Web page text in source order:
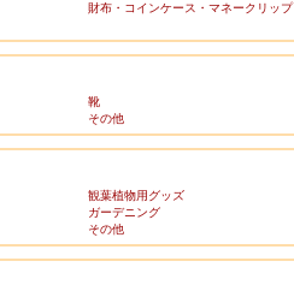
財布・コインケース・マネークリップ
靴
その他
観葉植物用グッズ
ガーデニング
その他